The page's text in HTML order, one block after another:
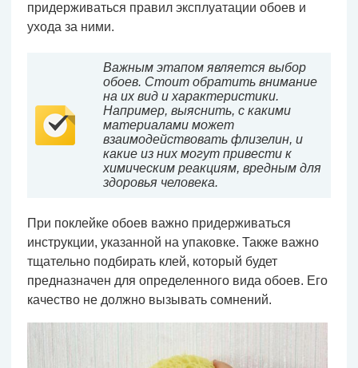
придерживаться правил эксплуатации обоев и
ухода за ними.
Важным этапом является выбор
обоев. Стоит обратить внимание
на их вид и характеристики.
Например, выяснить, с какими
материалами может
взаимодействовать флизелин, и
какие из них могут привести к
химическим реакциям, вредным для
здоровья человека.
При поклейке обоев важно придерживаться
инструкции, указанной на упаковке. Также важно
тщательно подбирать клей, который будет
предназначен для определенного вида обоев. Его
качество не должно вызывать сомнений.